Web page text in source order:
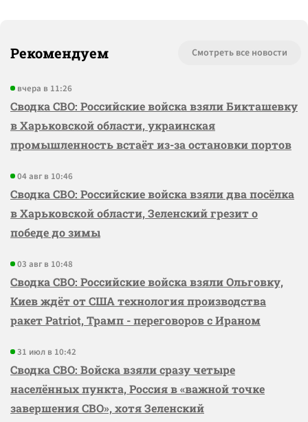
Рекомендуем Смотреть все новости
вчера в 11:26
Сводка СВО: Российские войска взяли Бикташевку
в Харьковской области, украинская
промышленность встаёт из-за остановки портов
04 авг в 10:46
Сводка СВО: Российские войска взяли два посёлка
в Харьковской области, Зеленский грезит о
победе до зимы
03 авг в 10:48
Сводка СВО: Российские войска взяли Ольговку,
Киев ждёт от США технология производства
ракет Patriot, Трамп - переговоров с Ираном
31 июл в 10:42
Сводка СВО: Войска взяли сразу четыре
населённых пункта, Россия в «важной точке
завершения СВО», хотя Зеленский